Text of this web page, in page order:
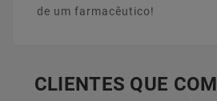
de um farmacêutico!
CLIENTES QUE